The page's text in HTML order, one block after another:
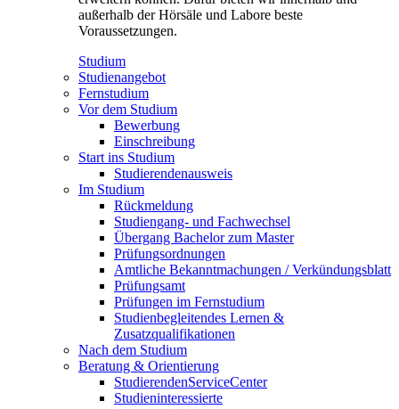
außerhalb der Hörsäle und Labore beste
Voraussetzungen.
Studium
Studienangebot
Fernstudium
Vor dem Studium
Bewerbung
Einschreibung
Start ins Studium
Studierendenausweis
Im Studium
Rückmeldung
Studiengang- und Fachwechsel
Übergang Bachelor zum Master
Prüfungsordnungen
Amtliche Bekanntmachungen / Verkündungsblatt
Prüfungsamt
Prüfungen im Fernstudium
Studienbegleitendes Lernen &
Zusatzqualifikationen
Nach dem Studium
Beratung & Orientierung
StudierendenServiceCenter
Studieninteressierte